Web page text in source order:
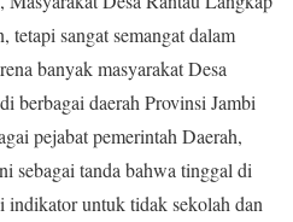
sangat semangat dalam
banyak masyarakat Desa
berbagai daerah Provinsi Jambi
pejabat pemerintah Daerah,
sebagai tanda bahwa tinggal di
indikator untuk tidak sekolah dan